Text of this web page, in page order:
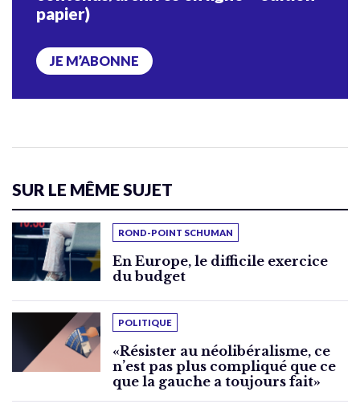
papier)
JE M’ABONNE
SUR LE MÊME SUJET
ROND-POINT SCHUMAN
En Europe, le difficile exercice
du budget
POLITIQUE
«Résister au néolibéralisme, ce
n’est pas plus compliqué que ce
que la gauche a toujours fait»